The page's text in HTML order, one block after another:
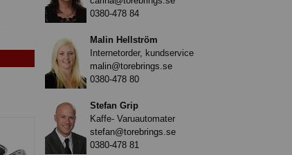
0380-478 84
Malin Hellström
Internetorder, kundservice
malin@torebrings.se
0380-478 80
Stefan Grip
Kaffe- Varuautomater
stefan@torebrings.se
0380-478 81